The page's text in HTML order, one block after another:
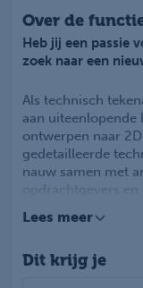
Over de
Heb jij een passie
zoek naar een
Als technisch
aan
ontwerpen naar
gedetailleerde
nauw samen met
opdrachtgevers
je de huidige
Met jouw kennis
Lees meer
Dit krijg je